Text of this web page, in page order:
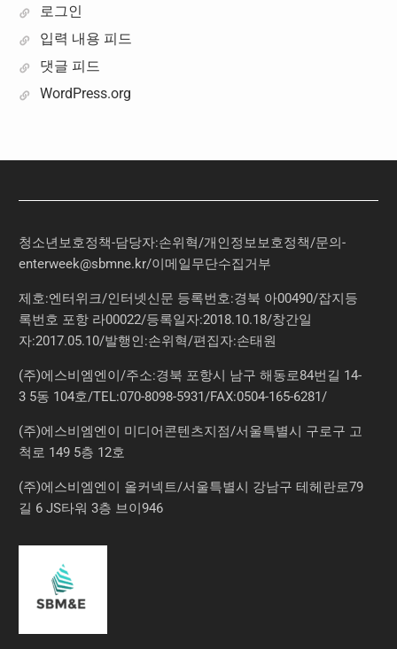
로그인
입력 내용 피드
댓글 피드
WordPress.org
청소년보호정책-담당자:손위혁/개인정보보호정책/문의-
enterweek@sbmne.kr/이메일무단수집거부
제호:엔터위크/인터넷신문 등록번호:경북 아00490/잡지등
록번호 포항 라00022/등록일자:2018.10.18/창간일
자:2017.05.10/발행인:손위혁/편집자:손태원
(주)에스비엠엔이/주소:경북 포항시 남구 해동로84번길 14-
3 5동 104호/TEL:070-8098-5931/FAX:0504-165-6281/
(주)에스비엠엔이 미디어콘텐츠지점/서울특별시 구로구 고
척로 149 5층 12호
(주)에스비엠엔이 올커넥트/서울특별시 강남구 테헤란로79
길 6 JS타워 3층 브이946